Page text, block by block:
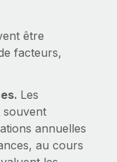
de vos
:
entreprises de
être
facteurs,
Les
souvent
annuelles
au cours